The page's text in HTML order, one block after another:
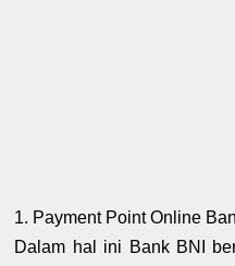
1. Payment Point Online
Dalam hal ini Bank BNI